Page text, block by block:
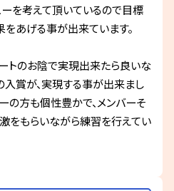
を考えて頂いているので目標
をあげる事が出来ています。
トのお陰で実現出来たら良いな
入賞が、実現する事が出来まし
の方も個性豊かで、メンバーそ
をもらいながら練習を行えてい